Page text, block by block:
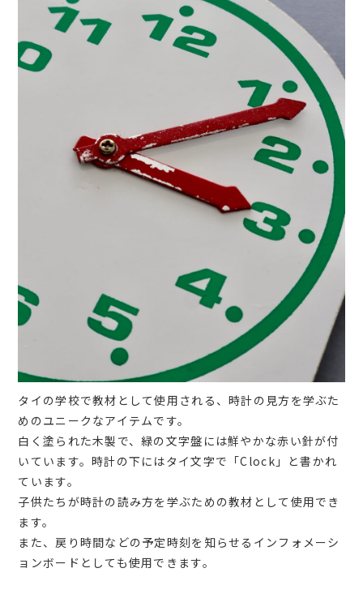
タイの学校で教材として使用される、時計の見方を学ぶた
めのユニークなアイテムです。
白く塗られた木製で、緑の文字盤には鮮やかな赤い針が付
いています。時計の下にはタイ文字で「Clock」と書かれ
ています。
子供たちが時計の読み方を学ぶための教材として使用でき
ます。
また、戻り時間などの予定時刻を知らせるインフォメーシ
ョンボードとしても使用できます。